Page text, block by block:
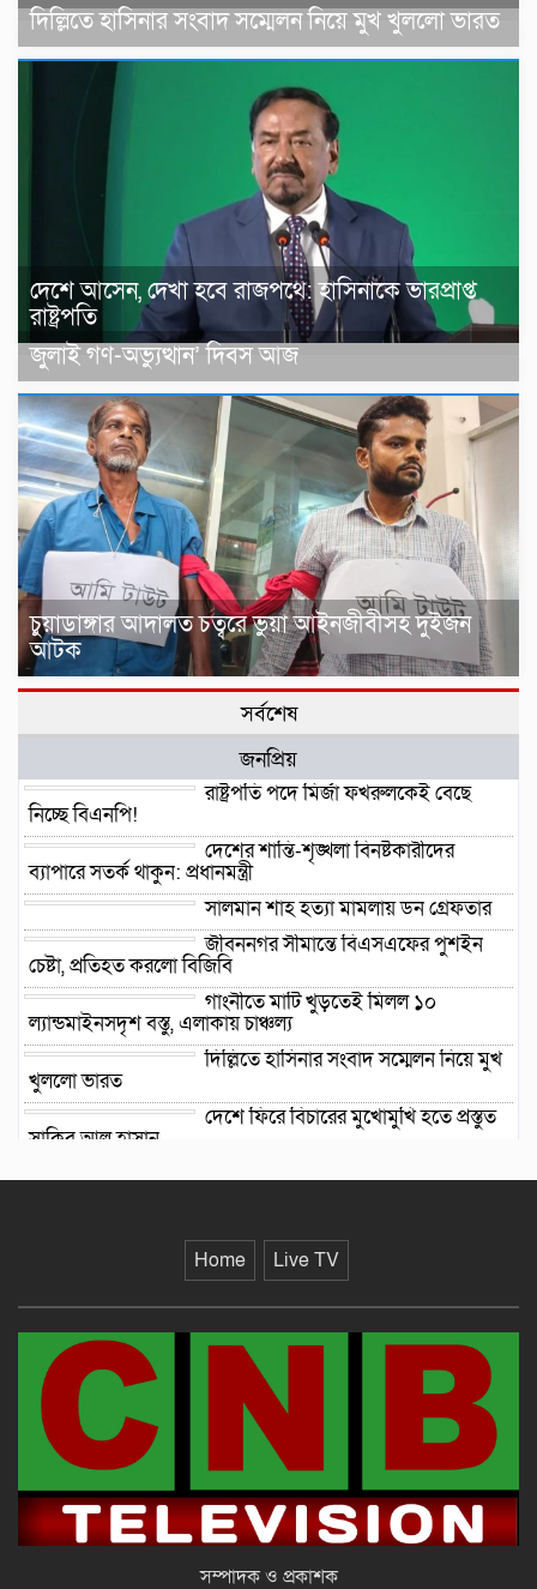
দিল্লিতে হাসিনার সংবাদ সম্মেলন নিয়ে মুখ খুললো ভারত
দেশে আসেন, দেখা হবে রাজপথে: হাসিনাকে ভারপ্রাপ্ত
রাষ্ট্রপতি
জুলাই গণ-অভ্যুত্থান’ দিবস আজ
চুয়াডাঙ্গার আদালত চত্বরে ভুয়া আইনজীবীসহ দুইজন
আটক
সর্বশেষ
জনপ্রিয়
রাষ্ট্রপতি পদে মির্জা ফখরুলকেই বেছে
নিচ্ছে বিএনপি!
দেশের শান্তি-শৃঙ্খলা বিনষ্টকারীদের
ব্যাপারে সতর্ক থাকুন: প্রধানমন্ত্রী
সালমান শাহ হত্যা মামলায় ডন গ্রেফতার
জীবননগর সীমান্তে বিএসএফের পুশইন
চেষ্টা, প্রতিহত করলো বিজিবি
গাংনীতে মাটি খুঁড়তেই মিলল ১০
ল্যান্ডমাইনসদৃশ বস্তু, এলাকায় চাঞ্চল্য
দিল্লিতে হাসিনার সংবাদ সম্মেলন নিয়ে মুখ
খুললো ভারত
দেশে ফিরে বিচারের মুখোমুখি হতে প্রস্তুত
সাকিব আল হাসান
দেশে আসেন, দেখা হবে রাজপথে:
চুয়াডাঙ্গায় বৈষম্যবিরোধী আন্দোলনের
মামলায় ছাত্রলীগ নেতা গ্রেফতার
চুয়াডাঙ্গায় স্থানীয় শহীদ দিবস পা‌লিত
Home Live TV
সম্পাদক ও প্রকাশক